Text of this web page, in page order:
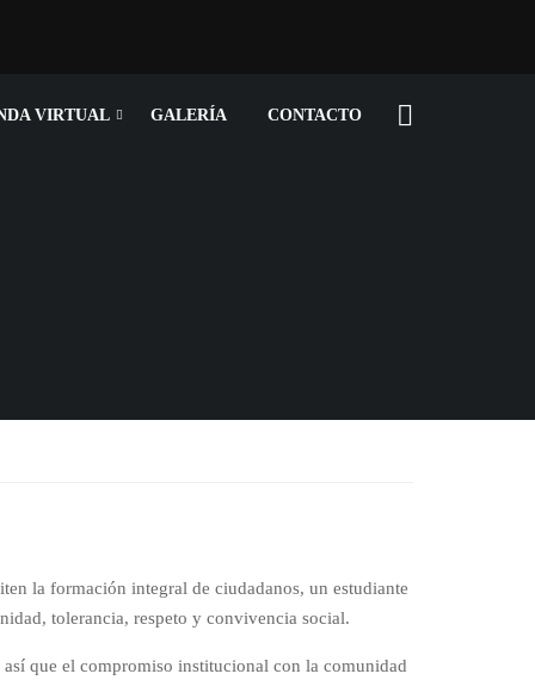
VIRTUAL GALERÍA CONTACTO
la formación integral de ciudadanos, un estudiante
tolerancia, respeto y convivencia social.
que el compromiso institucional con la comunidad